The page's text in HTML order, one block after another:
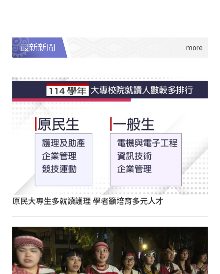
最新新聞
原民大專生多就讀護理 學者籲培育多元人才